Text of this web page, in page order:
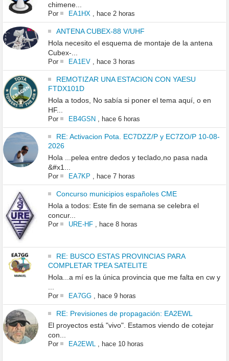
chimene...
Por EA1HX, hace 2 horas
ANTENA CUBEX-88 V/UHF
Hola necesito el esquema de montaje de la antena
Cubex-...
Por EA1EV, hace 3 horas
REMOTIZAR UNA ESTACION CON YAESU
FTDX101D
Hola a todos, No sabía si poner el tema aquí, o en
HF...
Por EB4GSN , hace 6 horas
RE: Activacion Pota. EC7DZZ/P y EC7ZO/P 10-08-
2026
Hola ...pelea entre dedos y teclado,no pasa nada
&#x1...
Por EA7KP , hace 7 horas
Concurso municipios españoles CME
Hola a todos: Este fin de semana se celebra el
concur...
Por URE-HF, hace 8 horas
RE: BUSCO ESTAS PROVINCIAS PARA
COMPLETAR TPEA SATELITE
Hola...a mí es la única provincia que me falta en cw y
Por EA7GG, hace 9 horas
RE: Previsiones de propagación: EA2EWL
El proyectos está "vivo". Estamos viendo de cotejar
con...
Por EA2EWL hace 10 horas